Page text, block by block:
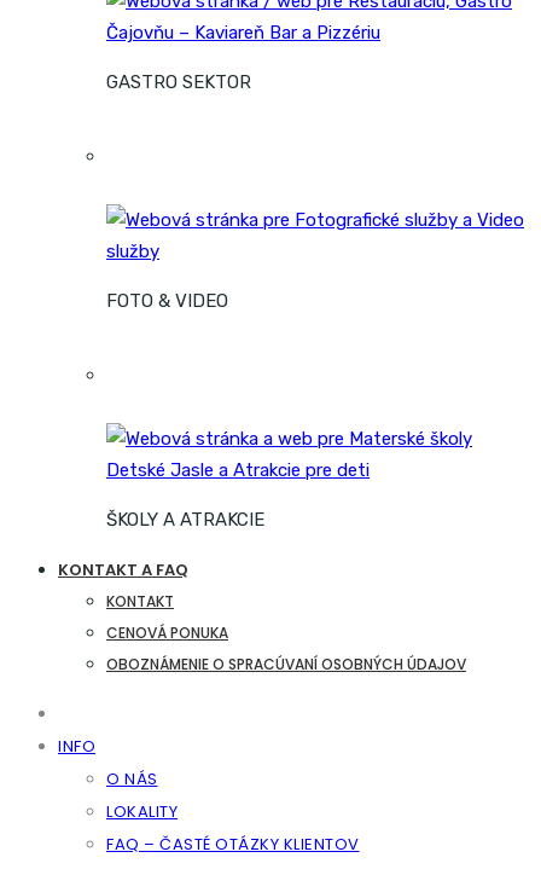
GASTRO SEKTOR
FOTO & VIDEO
ŠKOLY A ATRAKCIE
KONTAKT A FAQ
KONTAKT
CENOVÁ PONUKA
OBOZNÁMENIE O SPRACÚVANÍ OSOBNÝCH ÚDAJOV
INFO
O NÁS
LOKALITY
FAQ – ČASTÉ OTÁZKY KLIENTOV